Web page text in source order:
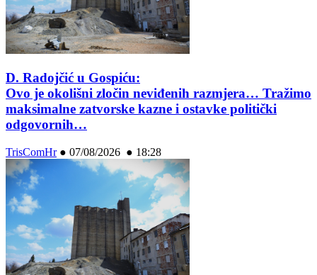
D. Radojčić u Gospiću:
Ovo je okolišni zločin neviđenih razmjera… Tražimo
maksimalne zatvorske kazne i ostavke politički
odgovornih…
TrisComHr● 07/08/2026 ● 18:28